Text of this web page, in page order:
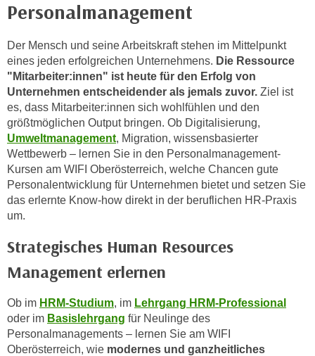
Personalmanagement
Der Mensch und seine Arbeitskraft stehen im Mittelpunkt
eines jeden erfolgreichen Unternehmens. Die Ressource
"Mitarbeiter:innen" ist heute für den Erfolg von
Unternehmen entscheidender als jemals zuvor. Ziel ist
es, dass Mitarbeiter:innen sich wohlfühlen und den
größtmöglichen Output bringen. Ob Digitalisierung,
Umweltmanagement, Migration, wissensbasierter
Wettbewerb – lernen Sie in den Personalmanagement-
Kursen am WIFI Oberösterreich, welche Chancen gute
Personalentwicklung für Unternehmen bietet und setzen Sie
das erlernte Know-how direkt in der beruflichen HR-Praxis
um.
Strategisches Human Resources
Management erlernen
Ob im HRM-Studium, im Lehrgang HRM-Professional
oder im Basislehrgang für Neulinge des
Personalmanagements – lernen Sie am WIFI
Oberösterreich, wie modernes und ganzheitliches
e
n
d
i
e
s
e
m
C
o
o
k
e
b
n
n
e